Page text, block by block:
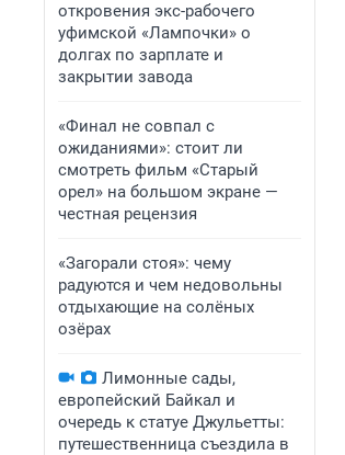
откровения экс-рабочего
уфимской «Лампочки» о
долгах по зарплате и
закрытии завода
«Финал не совпал с
ожиданиями»: стоит ли
смотреть фильм «Старый
орел» на большом экране —
честная рецензия
«Загорали стоя»: чему
радуются и чем недовольны
отдыхающие на солёных
озёрах
Лимонные сады,
европейский Байкал и
очередь к статуе Джульетты:
путешественница съездила в